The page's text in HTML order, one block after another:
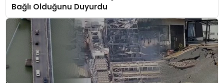
Bağlı Olduğunu Duyurdu